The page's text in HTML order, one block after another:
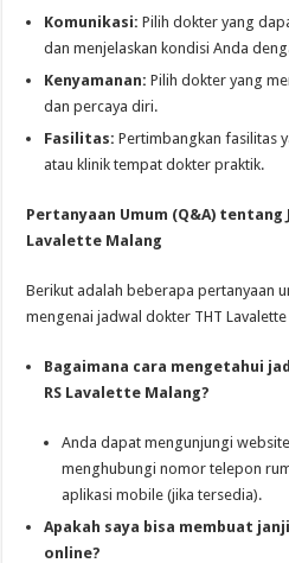
Komunikasi: Pilih dokter yang
dan menjelaskan kondisi Anda
Kenyamanan: Pilih dokter yang
dan percaya diri.
Fasilitas: Pertimbangkan fasilitas
atau klinik tempat dokter praktik.
Pertanyaan Umum (Q&A) tentang
Lavalette Malang
Berikut adalah beberapa pertanyaan
mengenai jadwal dokter THT
Bagaimana cara mengetahui
RS Lavalette Malang?
Anda dapat mengunjungi website
menghubungi nomor telepon
aplikasi mobile (jika tersedia).
Apakah saya bisa membuat
online?